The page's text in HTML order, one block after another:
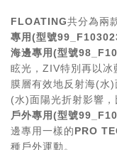
FLOATING共分為兩
專用(型號
海邊專用(型號
眩光，ZIV特別再以冰
膜層有效地反射海(水
(水)面陽光折射影響，
戶外專用(型號
邊專用一樣的PRO
種戶外運動。